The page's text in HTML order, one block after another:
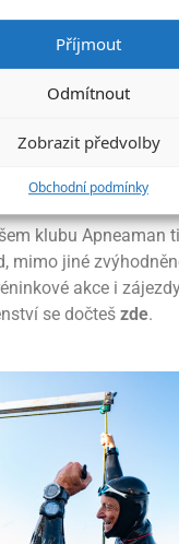
Příjmout
Odmítnout
Zobrazit předvolby
Obchodní podmínky
klubu Apneaman
mimo jiné
akce i
se dočteš zde.